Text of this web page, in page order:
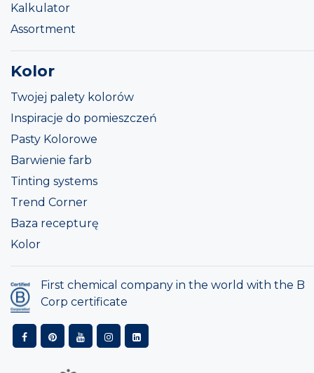
Kalkulator
Assortment
Kolor
Twojej palety kolorów
Inspiracje do pomieszczeń
Pasty Kolorowe
Barwienie farb
Tinting systems
Trend Corner
Baza recepturę
Kolor
First chemical company in the world with the B
Corp certificate